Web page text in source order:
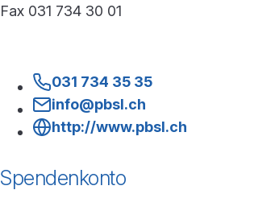
Fax 031 734 30 01
031 734 35 35
info@pbsl.ch
http://www.pbsl.ch
Spendenkonto